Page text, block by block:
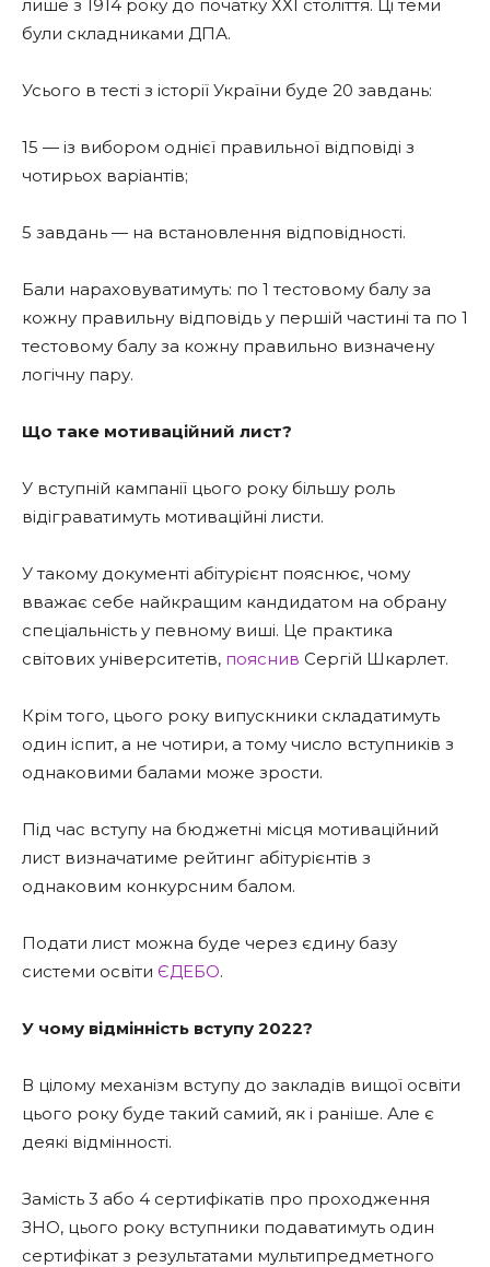
лише з 1914 року до початку ХХІ століття. Ці теми
були складниками ДПА.
Усього в тесті з історії України буде 20 завдань:
15 — із вибором однієї правильної відповіді з
чотирьох варіантів;
5 завдань — на встановлення відповідності.
Бали нараховуватимуть: по 1 тестовому балу за
кожну правильну відповідь у першій частині та по 1
тестовому балу за кожну правильно визначену
логічну пару.
Що таке мотиваційний лист?
У вступній кампанії цього року більшу роль
відіграватимуть мотиваційні листи.
У такому документі абітурієнт пояснює, чому
вважає себе найкращим кандидатом на обрану
спеціальність у певному виші. Це практика
світових університетів, пояснив Сергій Шкарлет.
Крім того, цього року випускники складатимуть
один іспит, а не чотири, а тому число вступників з
однаковими балами може зрости.
Під час вступу на бюджетні місця мотиваційний
лист визначатиме рейтинг абітурієнтів з
однаковим конкурсним балом.
Подати лист можна буде через єдину базу
системи освіти ЄДЕБО.
У чому відмінність вступу 2022?
В цілому механізм вступу до закладів вищої освіти
цього року буде такий самий, як і раніше. Але є
деякі відмінності.
Замість 3 або 4 сертифікатів про проходження
ЗНО, цього року вступники подаватимуть один
сертифікат з результатами мультипредметного